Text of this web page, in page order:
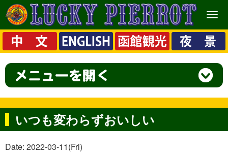
メ
ニ
ュ
ー
いつも変わらずおいしい
Date: 2022-03-11(Fri)